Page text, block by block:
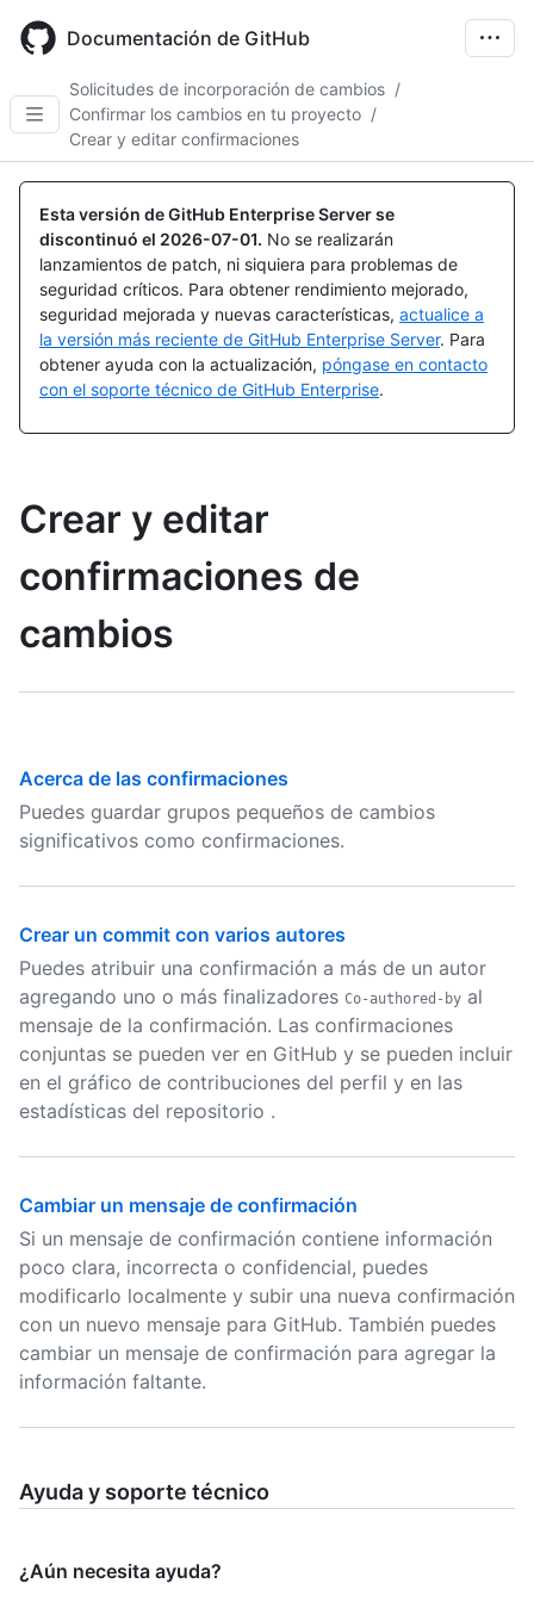
main
Documentación de GitHub
Solicitudes de incorporación de cambios /
Confirmar los cambios en tu proyecto /
Crear y editar confirmaciones
Esta versión de GitHub Enterprise Server se
discontinuó el 2026-07-01. No se realizarán
lanzamientos de patch, ni siquiera para problemas de
seguridad críticos. Para obtener rendimiento mejorado,
seguridad mejorada y nuevas características, actualice a
la versión más reciente de GitHub Enterprise Server. Para
obtener ayuda con la actualización, póngase en contacto
con el soporte técnico de GitHub Enterprise.
Crear y editar
confirmaciones de
cambios
Acerca de las confirmaciones
Puedes guardar grupos pequeños de cambios
significativos como confirmaciones.
Crear un commit con varios autores
Puedes atribuir una confirmación a más de un autor
agregando uno o más finalizadores Co-authored-by al
mensaje de la confirmación. Las confirmaciones
conjuntas se pueden ver en GitHub y se pueden incluir
en el gráfico de contribuciones del perfil y en las
estadísticas del repositorio .
Cambiar un mensaje de confirmación
Si un mensaje de confirmación contiene información
poco clara, incorrecta o confidencial, puedes
modificarlo localmente y subir una nueva confirmación
con un nuevo mensaje para GitHub. También puedes
cambiar un mensaje de confirmación para agregar la
información faltante.
Ayuda y soporte técnico
¿Aún necesita ayuda?